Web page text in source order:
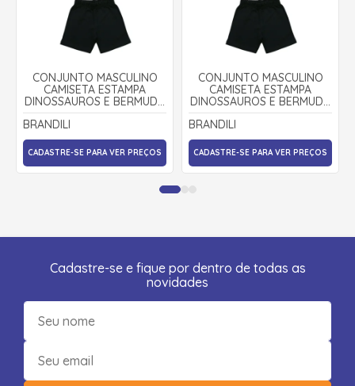
CONJUNTO MASCULINO
CAMISETA ESTAMPA
DINOSSAUROS E BERMUDA
MOLETINHO 36719 -
BRANDILI
CADASTRE-SE PARA VER PREÇOS
CONJUNTO MASCULINO
CAMISETA ESTAMPA
DINOSSAUROS E BERMUDA
MOLETINHO 36719 -
BRANDILI
CADASTRE-SE PARA VER PREÇOS
Cadastre-se e fique por dentro de todas as
novidades